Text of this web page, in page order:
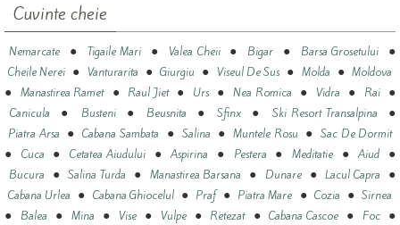
Cuvinte cheie
Nemarcate ●Tigaile Mari ●Valea Cheii● Bigar ● Barsa Grosetului ●
Cheile Nerei ● Vanturarita ●Giurgiu ● Viseul De Sus ● Molda ●Moldova
● Manastirea Ramet● Raul Jiet● Urs ●Nea Romica ● Vidra ● Rai●
Canicula ● Busteni● Beusnita ●Sfinx ● Ski Resort Transalpina ●
Piatra Arsa ●Cabana Sambata ● Salina ●Muntele Rosu ●Sac De Dormit
● Cuca ● Cetatea Aiudului●Aspirina ● Pestera ● Meditatie●Aiud ●
Bucura ●Salina Turda ● Manastirea Barsana ● Dunare●Lacul Capra ●
Cabana Urlea ● Cabana Ghiocelul● Praf● Piatra Mare ● Cozia ●Sirnea
● Balea ● Mina ● Vise● Vulpe● Retezat●Cabana Cascoe● Foc●